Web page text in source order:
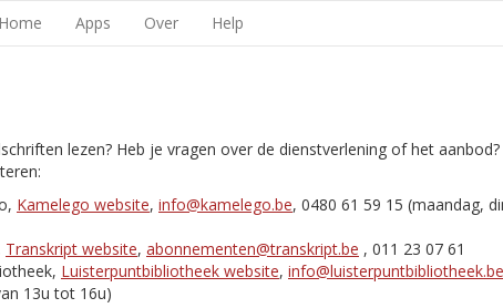
Home Apps Over Help
lezen? Heb je vragen over de dienstverlening of het
Kamelego website, info@kamelego.be, 0480 61 59 15 (maandag,
Transkript website, abonnementen@transkript.be , 011 23 07 61
Luisterpuntbibliotheek website, info@luisterpuntbibliotheek.be
13u tot 16u)